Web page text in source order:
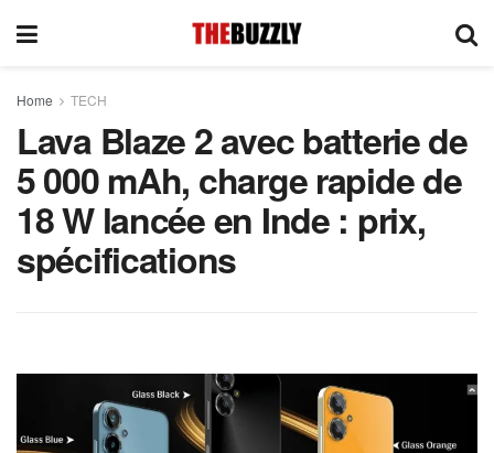
Home TECH
Lava Blaze 2 avec batterie de
5 000 mAh, charge rapide de
18 W lancée en Inde : prix,
spécifications